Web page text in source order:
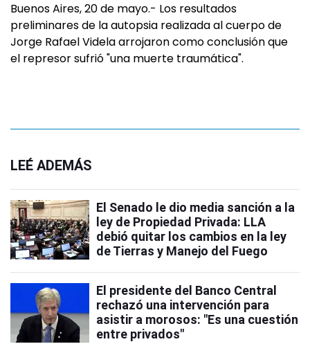
Buenos Aires, 20 de mayo.- Los resultados
preliminares de la autopsia realizada al cuerpo de
Jorge Rafael Videla arrojaron como conclusión que
el represor sufrió "una muerte traumática".
LEÉ ADEMÁS
El Senado le dio media sanción a la
ley de Propiedad Privada: LLA
debió quitar los cambios en la ley
de Tierras y Manejo del Fuego
El presidente del Banco Central
rechazó una intervención para
asistir a morosos: "Es una cuestión
entre privados"